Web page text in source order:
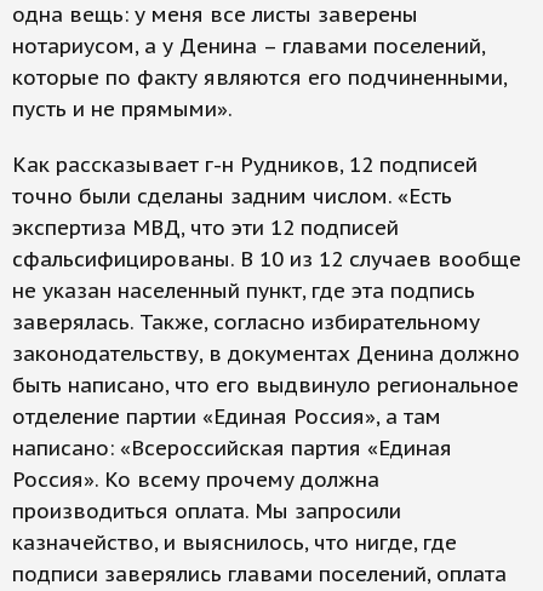
одна вещь: у меня все листы заверены
нотариусом, а у Денина – главами поселений,
которые по факту являются его подчиненными,
пусть и не прямыми».
Как рассказывает г-н Рудников, 12 подписей
точно были сделаны задним числом. «Есть
экспертиза МВД, что эти 12 подписей
сфальсифицированы. В 10 из 12 случаев вообще
не указан населенный пункт, где эта подпись
заверялась. Также, согласно избирательному
законодательству, в документах Денина должно
быть написано, что его выдвинуло региональное
отделение партии «Единая Россия», а там
написано: «Всероссийская партия «Единая
Россия». Ко всему прочему должна
производиться оплата. Мы запросили
казначейство, и выяснилось, что нигде, где
подписи заверялись главами поселений, оплата